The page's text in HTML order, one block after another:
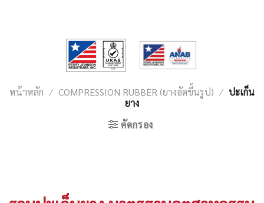
หน้าหลัก / COMPRESSION RUBBER (ยางอัดขึ้นรูป) / ปะเก็น
ยาง
คัดกรอง